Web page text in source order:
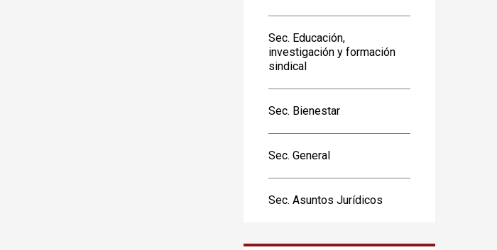
Sec. Educación,
investigación y formación
sindical
Sec. Bienestar
Sec. General
Sec. Asuntos Jurídicos